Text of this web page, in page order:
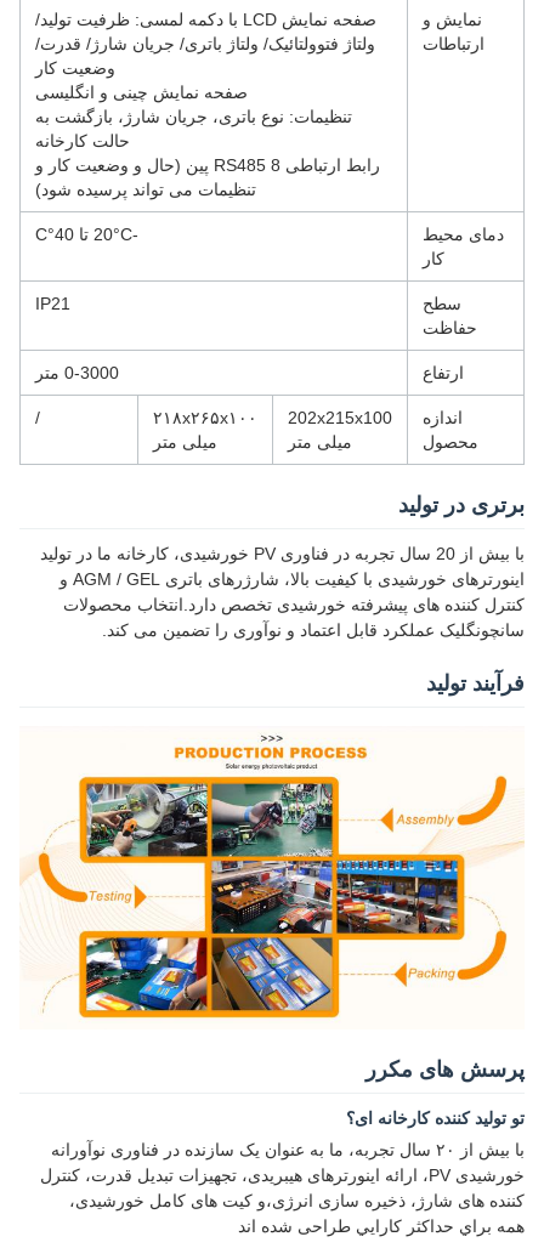
نمایش و
ارتباطات
صفحه نمایش LCD با دکمه لمسی: ظرفیت تولید/
ولتاژ فتوولتائیک/ ولتاژ باتری/ جریان شارژ/ قدرت/
وضعیت کار
صفحه نمایش چینی و انگلیسی
تنظیمات: نوع باتری، جریان شارژ، بازگشت به
حالت کارخانه
رابط ارتباطی RS485 8 پین (حال و وضعیت کار و
تنظیمات می تواند پرسیده شود)
دمای محیط
کار
سطح
حفاظت
IP21
ارتفاع 0-3000 متر
اندازه
محصول
202x215x100
میلی متر
۲۱۸x۲۶۵x۱۰۰
میلی متر
برتری در تولید
با بیش از 20 سال تجربه در فناوری PV خورشیدی، کارخانه ما در تولید
اینورترهای خورشیدی با کیفیت بالا، شارژرهای باتری AGM / GEL و
کنترل کننده های پیشرفته خورشیدی تخصص دارد.انتخاب محصولات
سانچونگلیک عملکرد قابل اعتماد و نوآوری را تضمین می کند.
فرآیند تولید
پرسش های مکرر
تو تولید کننده کارخانه ای؟
با بیش از ۲۰ سال تجربه، ما به عنوان یک سازنده در فناوری نوآورانه
خورشیدی PV، ارائه اینورترهای هیبریدی، تجهیزات تبدیل قدرت، کنترل
کننده های شارژ، ذخیره سازی انرژی،و کیت های کامل خورشیدی،
همه براي حداکثر کارايي طراحی شده اند